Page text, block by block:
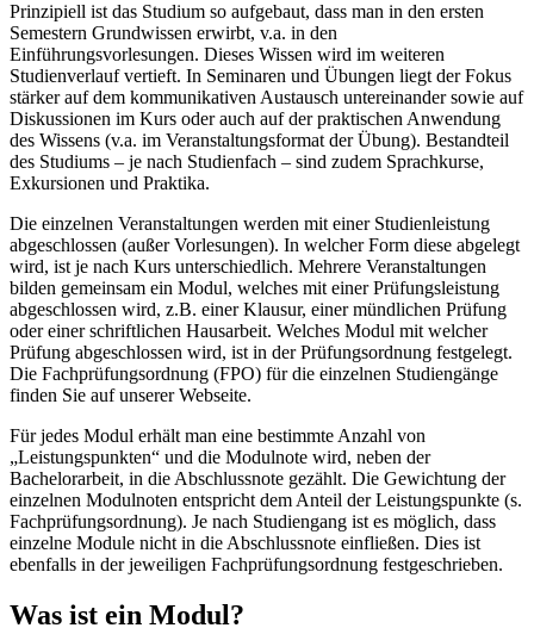
Prinzipiell ist das Studium so aufgebaut, dass man in den ersten
Semestern Grundwissen erwirbt, v.a. in den
Einführungsvorlesungen. Dieses Wissen wird im weiteren
Studienverlauf vertieft. In Seminaren und Übungen liegt der Fokus
stärker auf dem kommunikativen Austausch untereinander sowie auf
Diskussionen im Kurs oder auch auf der praktischen Anwendung
des Wissens (v.a. im Veranstaltungsformat der Übung). Bestandteil
des Studiums – je nach Studienfach – sind zudem Sprachkurse,
Exkursionen und Praktika.
Die einzelnen Veranstaltungen werden mit einer Studienleistung
abgeschlossen (außer Vorlesungen). In welcher Form diese abgelegt
wird, ist je nach Kurs unterschiedlich. Mehrere Veranstaltungen
bilden gemeinsam ein Modul, welches mit einer Prüfungsleistung
abgeschlossen wird, z.B. einer Klausur, einer mündlichen Prüfung
oder einer schriftlichen Hausarbeit. Welches Modul mit welcher
Prüfung abgeschlossen wird, ist in der Prüfungsordnung festgelegt.
Die Fachprüfungsordnung (FPO) für die einzelnen Studiengänge
finden Sie auf unserer Webseite.
Für jedes Modul erhält man eine bestimmte Anzahl von
„Leistungspunkten“ und die Modulnote wird, neben der
Bachelorarbeit, in die Abschlussnote gezählt. Die Gewichtung der
einzelnen Modulnoten entspricht dem Anteil der Leistungspunkte (s.
Fachprüfungsordnung). Je nach Studiengang ist es möglich, dass
einzelne Module nicht in die Abschlussnote einfließen. Dies ist
ebenfalls in der jeweiligen Fachprüfungsordnung festgeschrieben.
Was ist ein Modul?